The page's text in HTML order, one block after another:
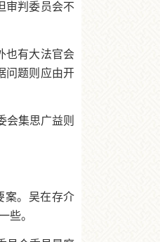
审判委员会不
也有大法官会
问题则应由开
会集思广益则
案。吴在存介
些。